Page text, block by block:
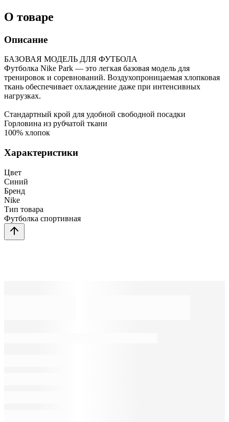
О товаре
Описание
БАЗОВАЯ МОДЕЛЬ ДЛЯ ФУТБОЛА
Футболка Nike Park — это легкая базовая модель для
тренировок и соревнований. Воздухопроницаемая хлопковая
ткань обеспечивает охлаждение даже при интенсивных
нагрузках.
Стандартный крой для удобной свободной посадки
Горловина из рубчатой ткани
100% хлопок
Характеристики
Цвет
Синий
Бренд
Nike
Тип товара
Футболка спортивная